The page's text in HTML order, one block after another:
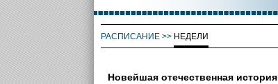
РАСПИСАНИЕ>> НЕДЕЛИ
Новейшая отечественная история